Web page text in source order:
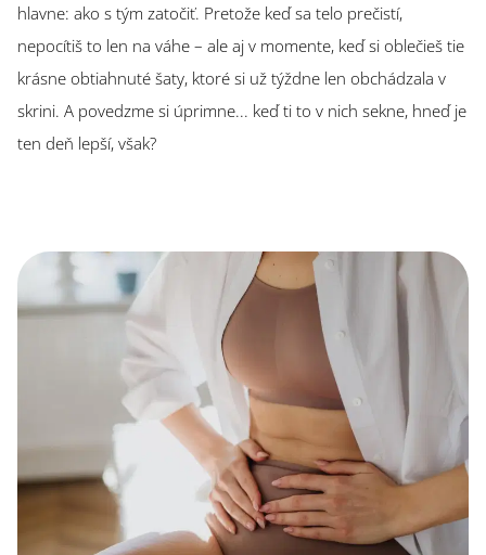
hlavne: ako s tým zatočiť. Pretože keď sa telo prečistí,
nepocítiš to len na váhe – ale aj v momente, keď si oblečieš tie
krásne obtiahnuté šaty, ktoré si už týždne len obchádzala v
skrini. A povedzme si úprimne... keď ti to v nich sekne, hneď je
ten deň lepší, však?